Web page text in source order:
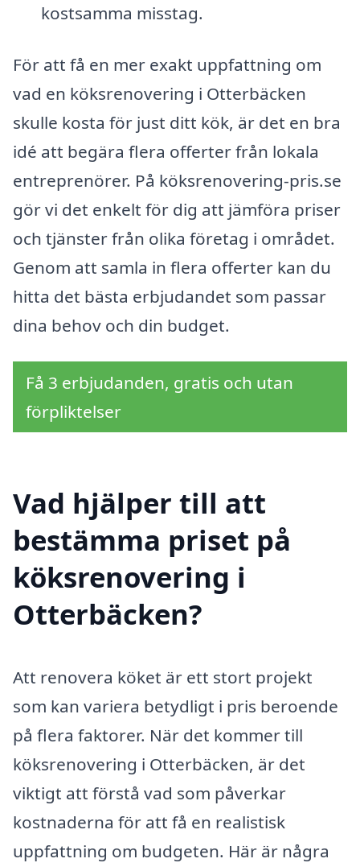
kostsamma misstag.
För att få en mer exakt uppfattning om
vad en köksrenovering i Otterbäcken
skulle kosta för just ditt kök, är det en bra
idé att begära flera offerter från lokala
entreprenörer. På köksrenovering-pris.se
gör vi det enkelt för dig att jämföra priser
och tjänster från olika företag i området.
Genom att samla in flera offerter kan du
hitta det bästa erbjudandet som passar
dina behov och din budget.
Få 3 erbjudanden, gratis och utan
förpliktelser
Vad hjälper till att
bestämma priset på
köksrenovering i
Otterbäcken?
Att renovera köket är ett stort projekt
som kan variera betydligt i pris beroende
på flera faktorer. När det kommer till
köksrenovering i Otterbäcken, är det
viktigt att förstå vad som påverkar
kostnaderna för att få en realistisk
uppfattning om budgeten. Här är några